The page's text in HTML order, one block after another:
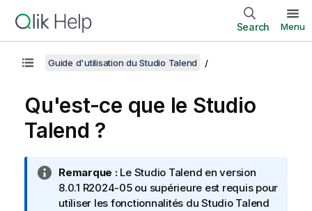
Search Menu
Guide d'utilisation du Studio Talend
Qu'est-ce que le Studio
Talend ?
N
o
t
Remarque :Le Studio Talend en version
8.0.1 R2024-05 ou supérieure est requis pour
utiliser les fonctionnalités du Studio Talend